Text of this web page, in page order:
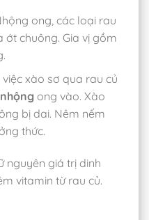
ong, các loại rau
ớt chuông. Gia vị gồm
xào sơ qua rau củ
nhộngong vào. Xào
bị dai. Nêm nếm
thức.
nguyên giá trị dinh
vitamin từ rau củ.